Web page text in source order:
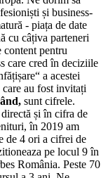
și business-
- piața de date
cu câțiva parteneri
pentru
care cred în deciziile
a acestei
au fost invitați
sunt cifrele.
și în cifra de
în 2019 am
de 4 ori a cifrei de
pe locul 9 în
România. Peste 70